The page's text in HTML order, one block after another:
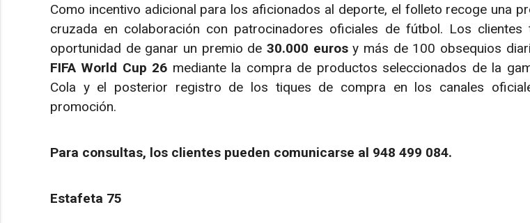
Como incentivo adicional para los aficionados al deporte, el folleto recoge una
cruzada en colaboración con patrocinadores oficiales de fútbol. Los clientes
oportunidad de ganar un premio de 30.000 eurosy más de 100 obsequios
FIFA World Cup 26 mediante la compra de productos seleccionados de la
Cola y el posterior registro de los tiques de compra en los canales
promoción.
Para consultas, los clientes pueden comunicarse al 948 499 084.
Estafeta 75